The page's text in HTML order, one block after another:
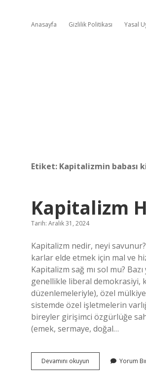
Anasayfa Gizlilik Politikası Yasal
Etiket: Kapitalizmin babası
Kapitalizm
Tarih: Aralık 31, 2024
Kapitalizm nedir, neyi
karlar elde etmek için mal ve
Kapitalizm sağ mı sol mu?
genellikle liberal demokrasiyi,
düzenlemeleriyle), özel
sistemde özel işletmelerin
bireyler girişimci özgürlüğe
(emek, sermaye, doğal…
Devamını okuyun Kapitalizm
Hangi
Yorum